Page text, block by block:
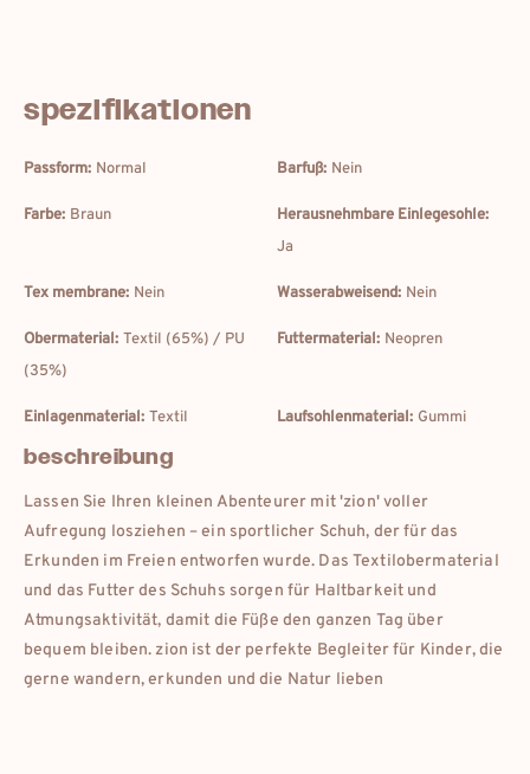
spezifikationen
Passform: Normal Barfuß: Nein
Farbe: Braun
Herausnehmbare Einlegesohle:
Ja
Tex membrane: Nein Wasserabweisend: Nein
Obermaterial: Textil (65%) / PU
(35%)
Futtermaterial: Neopren
Einlagenmaterial: Textil Laufsohlenmaterial: Gummi
beschreibung
Lassen Sie Ihren kleinen Abenteurer mit 'zion' voller
Aufregung losziehen – ein sportlicher Schuh, der für das
Erkunden im Freien entworfen wurde. Das Textilobermaterial
und das Futter des Schuhs sorgen für Haltbarkeit und
Atmungsaktivität, damit die Füße den ganzen Tag über
bequem bleiben. zion ist der perfekte Begleiter für Kinder, die
gerne wandern, erkunden und die Natur lieben